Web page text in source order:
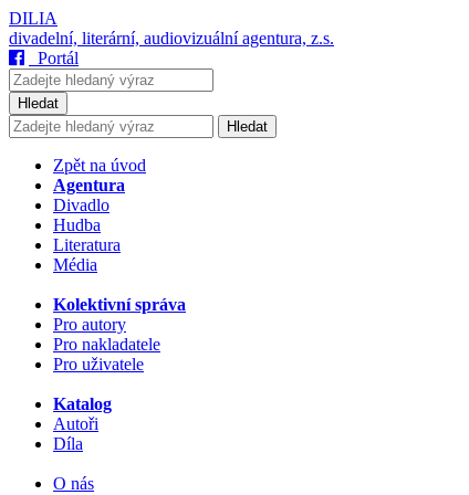
DILIA
divadelní, literární, audiovizuální agentura, z.s.
Portál
Hledat
Hledat
Zpět na úvod
Agentura
Divadlo
Hudba
Literatura
Média
Kolektivní správa
Pro autory
Pro nakladatele
Pro uživatele
Katalog
Autoři
Díla
O nás